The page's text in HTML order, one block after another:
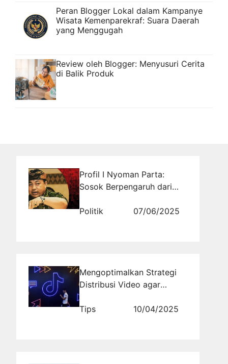
Peran Blogger Lokal dalam Kampanye
Wisata Kemenparekraf: Suara Daerah
yang Menggugah
Review oleh Blogger: Menyusuri Cerita
di Balik Produk
Profil I Nyoman Parta:
Sosok Berpengaruh dari
Politik
07/06/2025
Mengoptimalkan Strategi
Distribusi Video agar
Tips
10/04/2025